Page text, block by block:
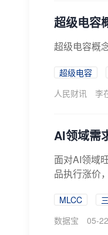
超级电容
超级电容概
超级电容
人民财讯
李
AI领域需
面对AI领域
品执行涨价
MLCC
数据宝
05-